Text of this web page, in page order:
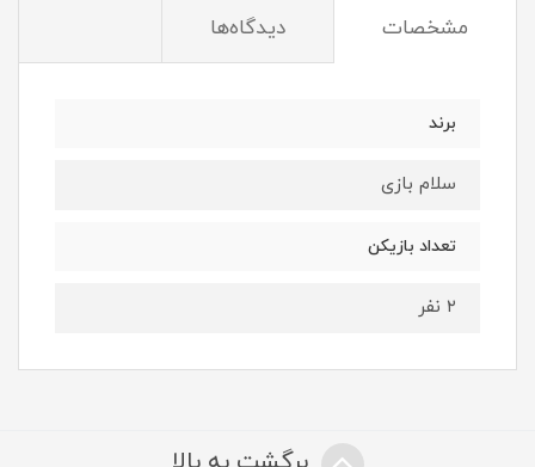
مشخصات دیدگاه‌ها
برند
سلام بازی
تعداد بازیکن
۲ نفر